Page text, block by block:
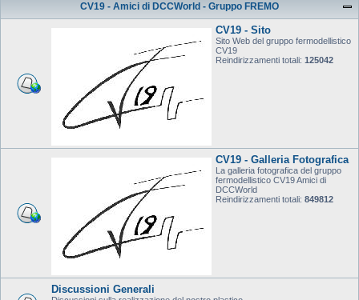
CV19 - Amici di DCCWorld - Gruppo FREMO
CV19 - Sito
Sito Web del gruppo fermodellistico
CV19
Reindirizzamenti totali: 125042
CV19 - Galleria Fotografica
La galleria fotografica del gruppo
fermodellistico CV19 Amici di
DCCWorld
Reindirizzamenti totali: 849812
Discussioni Generali